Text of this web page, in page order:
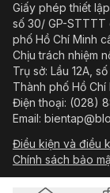
Giấy phép thiết
số 30/ GP-
phố Hồ Chí Minh
Chịu trách nhiệm
Trụ sở: Lầu 12A,
Thành phố Hồ Chí
Điện thoại: (028)
Email:
Điều kiện và điều
Chính sách bảo
© Copyright